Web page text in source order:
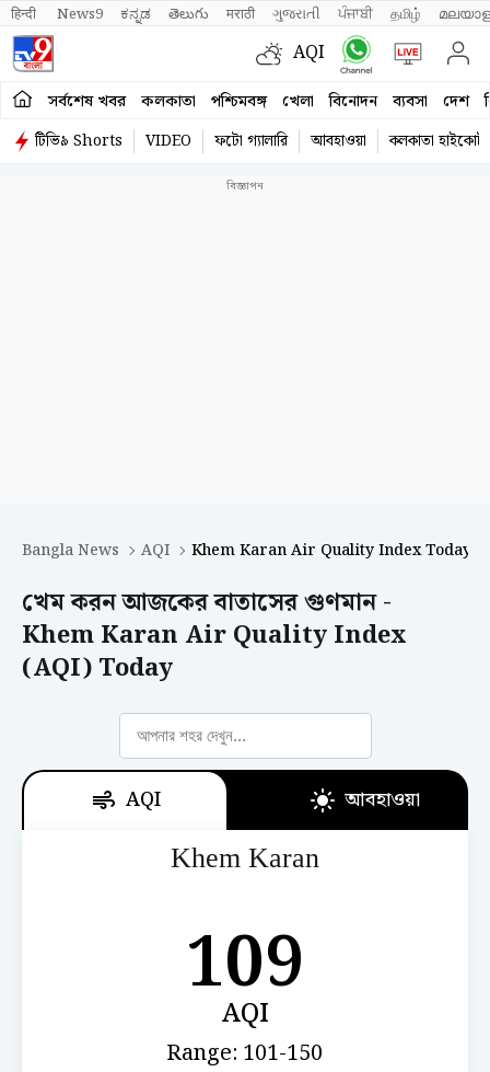
हिन्दी News9 ಕನ್ನಡ తెలుగు मराठी ગુજરાતી ਪੰਜਾਬੀ தமிழ்
AQI
সর্বশেষ খবর কলকাতা পশ্চিমবঙ্গ খেলা বিনোদন ব্যবসা দেশ
টিভি৯ Shorts VIDEO ফটো গ্যালারি আবহাওয়া কলকাতা হাইকোর্ট
Bangla News AQI Khem Karan Air Quality Index Today
খেম করন আজকের বাতাসের গুণমান -
Khem Karan Air Quality Index
(AQI) Today
AQI
আবহাওয়া
Khem Karan
109
AQI
Range: 101-150